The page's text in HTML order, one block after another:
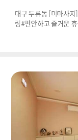
대구 두류동 [미마사
링#편안하고 즐거운